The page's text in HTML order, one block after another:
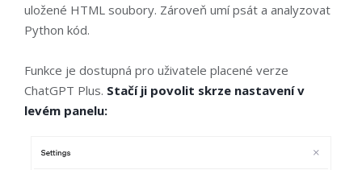
uložené HTML soubory. Zároveň umí psát a analyzovat
Python kód.
Funkce je dostupná pro uživatele placené verze
ChatGPT Plus. Stačí ji povolit skrze nastavení v
levém panelu: